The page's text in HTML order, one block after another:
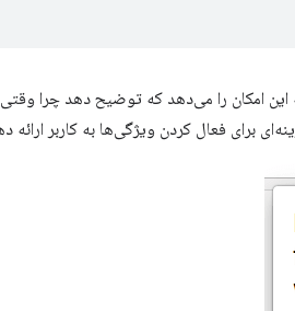
این امکان را می‌دهد که توضیح دهد چرا
برای فعال کردن ویژگی‌ها به کاربر ارائه